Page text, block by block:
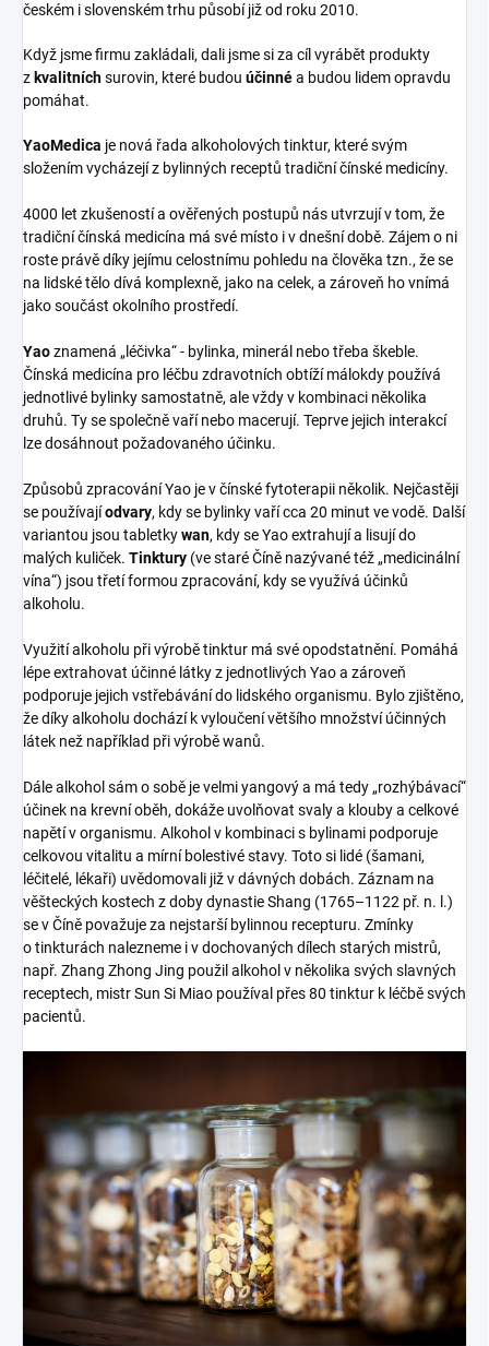
českém i slovenském trhu působí již od roku 2010.
Když jsme firmu zakládali, dali jsme si za cíl vyrábět produkty
z kvalitníchsurovin, které budou účinnéa budou lidem opravdu
pomáhat.
YaoMedica je nová řada alkoholových tinktur, které svým
složením vycházejí z bylinných receptů tradiční čínské medicíny.
4000 let zkušeností a ověřených postupů nás utvrzují v tom, že
tradiční čínská medicína má své místo i v dnešní době. Zájem o ni
roste právě díky jejímu celostnímu pohledu na člověka tzn., že se
na lidské tělo dívá komplexně, jako na celek, a zároveň ho vnímá
jako součást okolního prostředí.
Yaoznamená „léčivka“ - bylinka, minerál nebo třeba škeble.
Čínská medicína pro léčbu zdravotních obtíží málokdy používá
jednotlivé bylinky samostatně, ale vždy v kombinaci několika
druhů. Ty se společně vaří nebo macerují. Teprve jejich interakcí
lze dosáhnout požadovaného účinku.
Způsobů zpracování Yao je v čínské fytoterapii několik. Nejčastěji
se používajíodvary, kdy se bylinky vaří cca 20 minut ve vodě. Další
variantou jsou tabletkywan, kdy se Yao extrahují a lisují do
malých kuliček. Tinktury (ve staré Číně nazývané též „medicinální
vína“) jsou třetí formou zpracování, kdy se využívá účinků
alkoholu.
Využití alkoholu při výrobě tinktur má své opodstatnění. Pomáhá
lépe extrahovat účinné látky z jednotlivých Yao a zároveň
podporuje jejich vstřebávání do lidského organismu. Bylo zjištěno,
že díky alkoholu dochází k vyloučení většího množství účinných
látek než například při výrobě wanů.
Dále alkohol sám o sobě je velmi yangový a má tedy „rozhýbávací“
účinek na krevní oběh, dokáže uvolňovat svaly a klouby a celkové
napětí v organismu. Alkohol v kombinaci s bylinami podporuje
celkovou vitalitu a mírní bolestivé stavy. Toto si lidé (šamani,
léčitelé, lékaři) uvědomovali již v dávných dobách. Záznam na
věšteckých kostech z doby dynastie Shang (1765–1122 př. n. l.)
se v Číně považuje za nejstarší bylinnou recepturu. Zmínky
o tinkturách nalezneme i v dochovaných dílech starých mistrů,
např. Zhang Zhong Jing použil alkohol v několika svých slavných
receptech, mistr Sun Si Miao používal přes 80 tinktur k léčbě svých
pacientů.